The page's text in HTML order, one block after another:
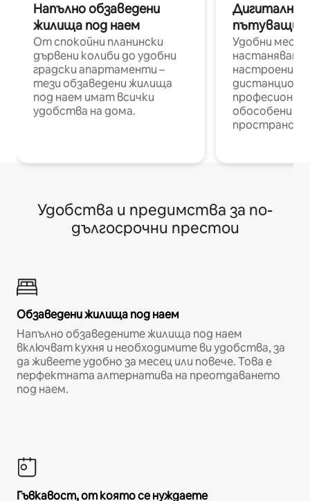
Напълно обзаведени
жилища под наем
От спокойни планински
дървени колиби до удобни
градски апартаменти –
тези обзаведени жилища
под наем имат всички
удобства на дома.
Дигитални
пътуващи
Удобни
настаняване
настроени и
обособени
Удобства и предимства за по-
дългосрочни престои
Обзаведени жилища под наем
Напълно обзаведените жилища под наем
включват кухня и необходимите ви удобства, за
да живеете удобно за месец или повече. Това е
перфектната алтернатива на преотдаването
под наем.
Гъвкавост, от която се нуждаете